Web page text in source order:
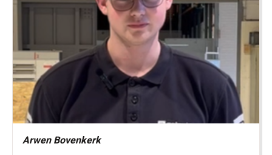
Arwen Bovenkerk